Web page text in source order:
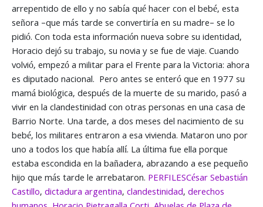
arrepentido de ello y no sabía qué hacer con el bebé, esta
señora –que más tarde se convertiría en su madre– se lo
pidió. Con toda esta información nueva sobre su identidad,
Horacio dejó su trabajo, su novia y se fue de viaje. Cuando
volvió, empezó a militar para el Frente para la Victoria: ahora
es diputado nacional. Pero antes se enteró que en 1977 su
mamá biológica, después de la muerte de su marido, pasó a
vivir en la clandestinidad con otras personas en una casa de
Barrio Norte. Una tarde, a dos meses del nacimiento de su
bebé, los militares entraron a esa vivienda. Mataron uno por
uno a todos los que había allí. La última fue ella porque
estaba escondida en la bañadera, abrazando a ese pequeño
hijo que más tarde le arrebataron. PERFILESCésar Sebastián
Castillo,dictadura argentina,clandestinidad,derechos